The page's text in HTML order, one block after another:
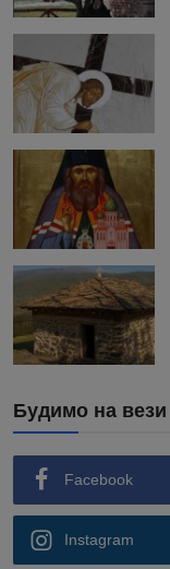
Будимо на вези
Facebook
Instagram